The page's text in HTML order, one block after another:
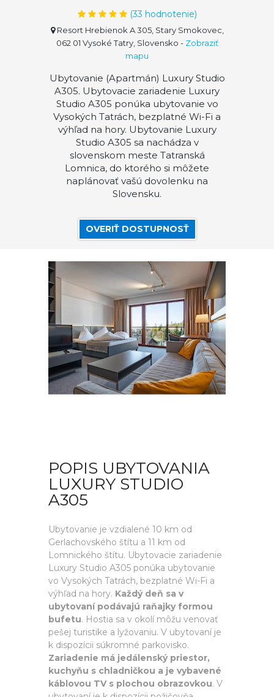
(33 hodnotenie)
Resort Hrebienok A 305, Stary Smokovec,
062 01 Vysoké Tatry, Slovensko - Zobraziť
mapu
Ubytovanie (Apartmán) Luxury Studio
A305. Ubytovacie zariadenie Luxury
Studio A305 ponúka ubytovanie vo
Vysokých Tatrách, bezplatné Wi-Fi a
výhľad na hory. Ubytovanie Luxury
Studio A305 sa nachádza v
slovenskom meste Tatranská
Lomnica, do ktorého si môžete
naplánovať vašú dovolenku na
Slovensku.
OVERIŤ DOSTUPNOSŤ
POPIS UBYTOVANIA
LUXURY STUDIO
A305
Ubytovanie je vzdialené 10 km od
Gerlachovského štítu a 11 km od
Lomnického štítu. Ubytovacie zariadenie
Luxury Studio A305 ponúka ubytovanie
vo Vysokých Tatrách, bezplatné Wi-Fi a
výhľad na hory. Každý deň sa v
ubytovaní podávajú raňajky formou
bufetu. Hostia sa v okolí môžu venovať
pešej turistike a lyžovaniu. V ubytovaní je
k dispozícii súkromné parkovisko.
Zariadenie má jedálenský priestor,
kuchyňu s chladničkou a je vybavené
káblovou TV s plochou obrazovkou. V